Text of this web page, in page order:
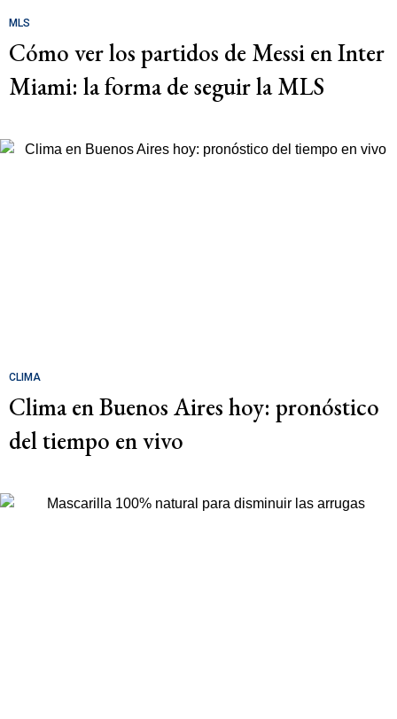
MLS
Cómo ver los partidos de Messi en Inter
Miami: la forma de seguir la MLS
CLIMA
Clima en Buenos Aires hoy: pronóstico
del tiempo en vivo